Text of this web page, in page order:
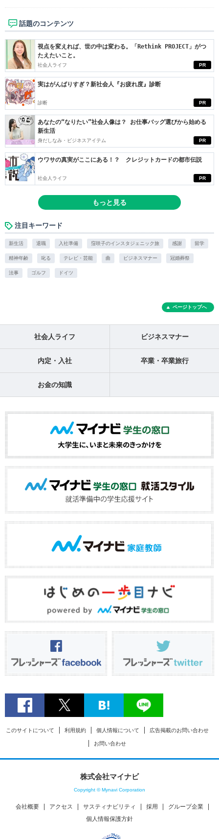
話題のコンテンツ
PR
視点を変えれば、世の中は変わる。「Rethink PROJECT」がつ
たえたいこと。
社会人ライフ
PR
実はがんばりすぎ？新社会人『お疲れ度』診断
診断
PR
あなたの“なりたい”社会人像は？ お仕事バッグ選びから始める
新生活
身だしなみ・ビジネスアイテム
PR
ウワサの真実がここにある！？ クレジットカードの都市伝説
社会人ライフ
もっと見る
注目キーワード
新生活 退職 入社準備 窪咲子のインスタジェニック旅 感謝 留学
精神年齢 叱る テレビ・芸能 曲 ビジネスマナー 冠婚葬祭
法事 ゴルフ ドイツ
ページトップへ
社会人ライフ ビジネスマナー
内定・入社 卒業・卒業旅行
お金の知識
このサイトについて 利用規約 個人情報について 広告掲載のお問い合わせ
お問い合わせ
株式会社マイナビ
Copyright © Mynavi Corporation
会社概要 アクセス サスティナビリティ 採用
グループ企業
個人情報保護方針